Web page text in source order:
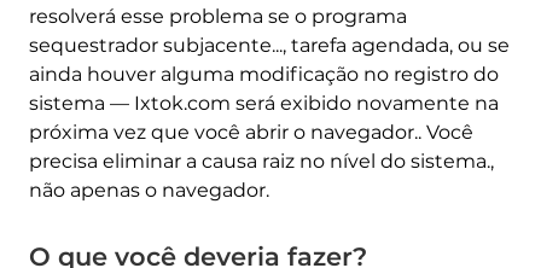
resolverá esse problema se o programa
sequestrador subjacente..., tarefa agendada, ou se
ainda houver alguma modificação no registro do
sistema — Ixtok.com será exibido novamente na
próxima vez que você abrir o navegador.. Você
precisa eliminar a causa raiz no nível do sistema.,
não apenas o navegador.
O que você deveria fazer?